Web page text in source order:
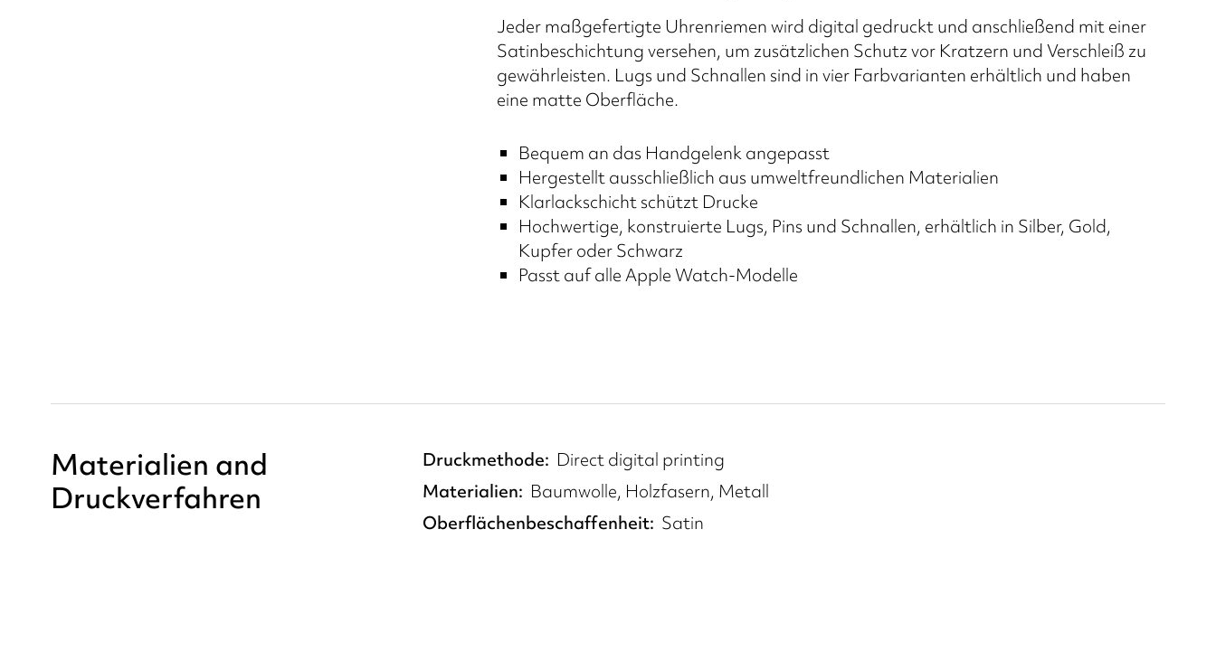
Jeder maßgefertigte Uhrenriemen wird digital gedruckt und anschließend mit einer
Satinbeschichtung versehen, um zusätzlichen Schutz vor Kratzern und Verschleiß zu
gewährleisten. Lugs und Schnallen sind in vier Farbvarianten erhältlich und haben
eine matte Oberfläche.
Bequem an das Handgelenk angepasst
Hergestellt ausschließlich aus umweltfreundlichen Materialien
Klarlackschicht schützt Drucke
Hochwertige, konstruierte Lugs, Pins und Schnallen, erhältlich in Silber, Gold,
Kupfer oder Schwarz
Passt auf alle Apple Watch-Modelle
Materialien and
Druckverfahren
Druckmethode
Direct digital printing
Materialien
Baumwolle, Holzfasern, Metall
Oberflächenbeschaffenheit Satin